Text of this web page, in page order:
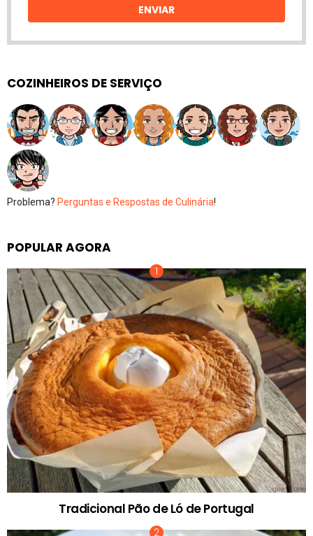
ENVIAR
COZINHEIROS DE SERVIÇO
Problema? Perguntas e Respostas de Culinária!
POPULAR AGORA
Tradicional Pão de Ló de Portugal